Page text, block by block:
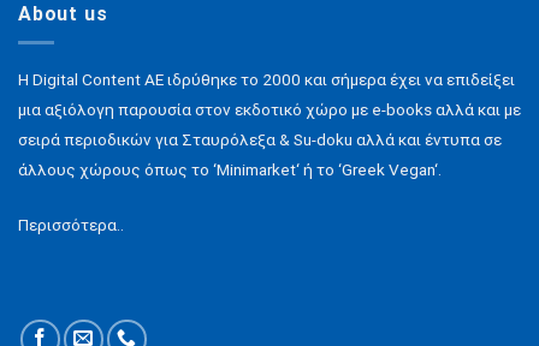
About us
H Digital Content ΑΕ ιδρύθηκε το 2000 και σήμερα έχει να επιδείξει
μια αξιόλογη παρουσία στον εκδοτικό χώρο με e-books αλλά και με
σειρά περιοδικών για Σταυρόλεξα & Su-doku αλλά και έντυπα σε
άλλους χώρους όπως το ‘Minimarket‘ ή το ‘Greek Vegan‘.
Περισσότερα..